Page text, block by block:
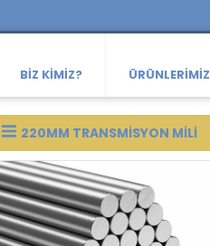
BIZ KIMIZ? ÜRÜNLERIMIZ
220MM TRANSMISYON MILI